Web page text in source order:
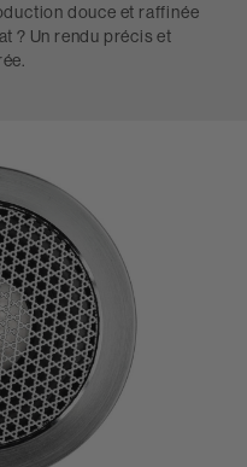
douce et raffinée
? Un rendu précis et